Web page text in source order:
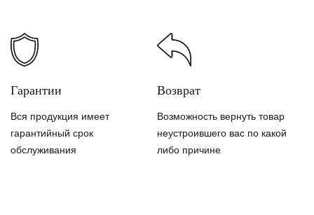
Гарантии
Вся продукция имеет
гарантийный срок
обслуживания
Возврат
Возможность вернуть товар
неустроившего вас по какой
либо причине